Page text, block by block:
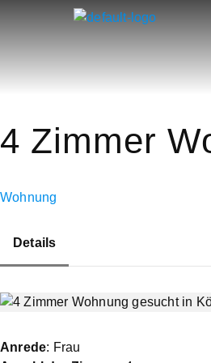
4 Zimmer
Wohnung
Details
Anrede: Frau